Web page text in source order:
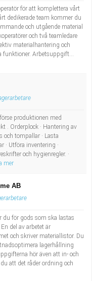
för att komplettera vårt
dedikerade team kommer du
och utgående material
och två teamledare
materialhantering och
funktioner. Arbetsuppgift...
produktionen med
. Orderplock · Hantering av
och tompallar · Lasta
· Utföra inventering ·
och hygienregler. ·
mer
AB
du för gods som ska lastas
del av arbetet är
och skriver materiallistor. Du
lagerhållning
hör även att in- och
att det råder ordning och